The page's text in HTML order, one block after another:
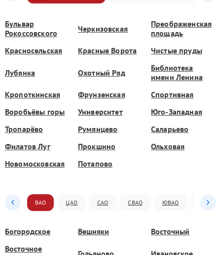
Бульвар
Рокоссовского
Черкизовская
Преображенская
площадь
Красносельская
Красные Ворота Чистые пруды
Лубянка Охотный Ряд
Библиотека
имени Ленина
Кропоткинская
Фрунзенская
Спортивная
Воробьёвы горы
Университет
Юго-Западная
Тропарёво
Румянцево
Саларьево
Филатов Луг
Прокшино
Ольховая
Новомосковская
Потапово
ВАО ЦАО САО СВАО ЮВАО ЮАО
Богородское Вешняки
Восточный
Восточное